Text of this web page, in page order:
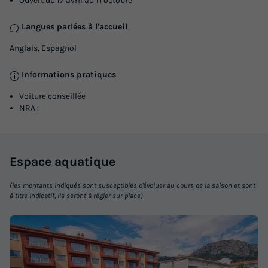
Langues parlées à l'accueil
Anglais, Espagnol
Informations pratiques
Voiture conseillée
NRA :
Espace aquatique
(les montants indiqués sont susceptibles d'évoluer au cours de la saison et sont
à titre indicatif, ils seront à régler sur place)